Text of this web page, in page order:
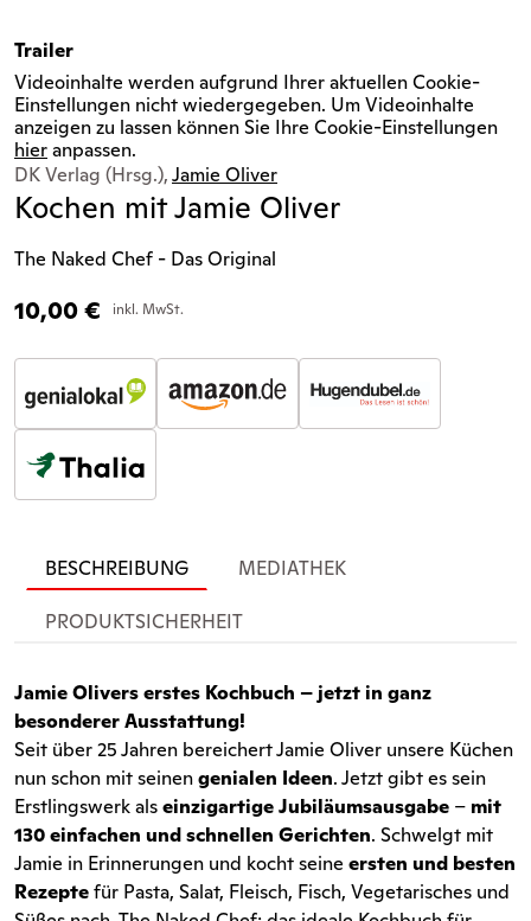
Trailer
Videoinhalte werden aufgrund Ihrer aktuellen Cookie-
Einstellungen nicht wiedergegeben. Um Videoinhalte
anzeigen zu lassen können Sie Ihre Cookie-Einstellungen
hieranpassen.
DK Verlag (Hrsg.),Jamie Oliver
Kochen mit Jamie Oliver
The Naked Chef - Das Original
10,00€ inkl. MwSt.
BESCHREIBUNG MEDIATHEK
PRODUKTSICHERHEIT
Jamie Olivers erstes Kochbuch – jetzt in ganz
besonderer Ausstattung!
Seit über 25 Jahren bereichert Jamie Oliver unsere Küchen
nun schon mit seinengenialen Ideen. Jetzt gibt es sein
Erstlingswerk alseinzigartige Jubiläumsausgabe – mit
130 einfachen und schnellen Gerichten. Schwelgt mit
Jamie in Erinnerungen und kocht seine ersten und besten
Rezeptefür Pasta, Salat, Fleisch, Fisch, Vegetarisches und